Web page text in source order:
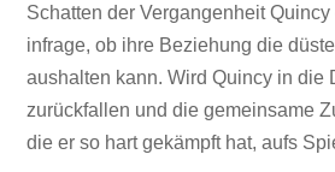
Schatten der Vergangenheit
infrage, ob ihre Beziehung die
aushalten kann. Wird Quincy in die
zurückfallen und die gemeinsame
die er so hart gekämpft hat, aufs